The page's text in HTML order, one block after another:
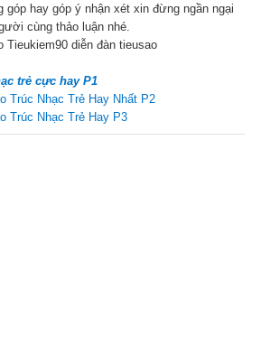
góp hay góp ý nhận xét xin đừng ngần ngại
cùng thảo luận nhé.
Tieukiem90 diễn đàn tieusao
trẻ cực hay P1
Trúc Nhạc Trẻ Hay Nhất P2
Trúc Nhạc Trẻ Hay P3